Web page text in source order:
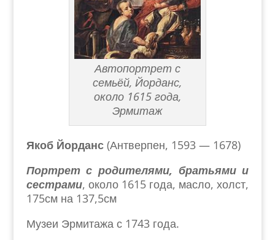
Автопортрет с
семьёй, Йорданс,
около 1615 года,
Эрмитаж
Якоб Йорданс(Антверпен, 1593 — 1678)
Портрет с родителями, братьями и
сестрами, около 1615 года, масло, холст,
175см на 137,5см
Музеи Эрмитажа с 1743 года.